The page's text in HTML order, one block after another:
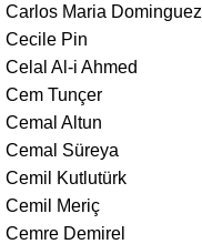
Carlos Maria Dominguez
Cecile Pin
Celal Al-i Ahmed
Cem Tunçer
Cemal Altun
Cemal Süreya
Cemil Kutlutürk
Cemil Meriç
Cemre Demirel